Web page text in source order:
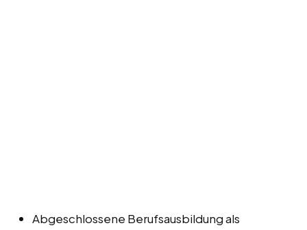
Abgeschlossene Berufsausbildung als